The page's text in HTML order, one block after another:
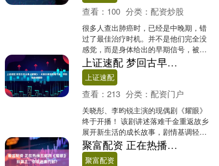
查看： 100 分类：配资炒股
很多人查出肺癌时，已经是中晚期，错
过了最佳治疗时机。并不是他们完全没
感觉，而是身体给出的早期信号，被当
成了“小毛病”忽略了。其实，当肿瘤开始
在肺里悄悄生长时，身....
上证速配 梦回古早台偶《耀眼》！关晓彤演活落难千金，李昀锐傲娇圈粉
上证速配
查看：213 分类：配资门户
关晓彤、李昀锐主演的现偶剧《耀眼》
终于开播！ 该剧讲述落难千金重返故乡
展开新生活的成长故事，剧情基调轻松
治愈，再加上关晓彤、林昀锐演技在
线，才刚开播就引来网友高....
聚富配资 正在热播五部剧《耀眼》排第三，你在追哪几部？
聚富配资